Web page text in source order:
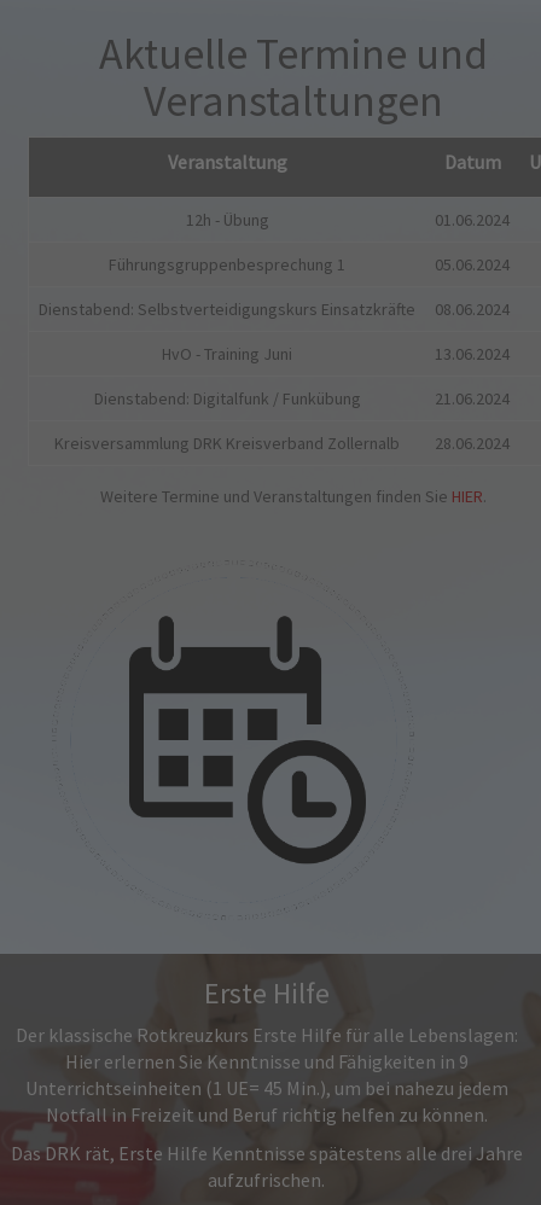
Aktuelle Termine und
Veranstaltungen
Veranstaltung Datum
12h - Übung 01.06.2024
Führungsgruppenbesprechung 1 05.06.2024
Dienstabend: Selbstverteidigungskurs Einsatzkräfte 08.06.2024
HvO - Training Juni 13.06.2024
Dienstabend: Digitalfunk / Funkübung 21.06.2024
Kreisversammlung DRK Kreisverband Zollernalb 28.06.2024
Weitere Termine und Veranstaltungen finden Sie HIER.
Erste Hilfe
Der klassische Rotkreuzkurs Erste Hilfe für alle Lebenslagen:
Hier erlernen Sie Kenntnisse und Fähigkeiten in 9
Unterrichtseinheiten (1 UE= 45 Min.), um bei nahezu jedem
Notfall in Freizeit und Beruf richtig helfen zu können.
Das DRK rät, Erste Hilfe Kenntnisse spätestens alle drei Jahre
aufzufrischen.